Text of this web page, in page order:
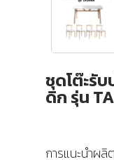
ชุดโต๊ะรั
ดิก รุ่น
การแนะนำผ